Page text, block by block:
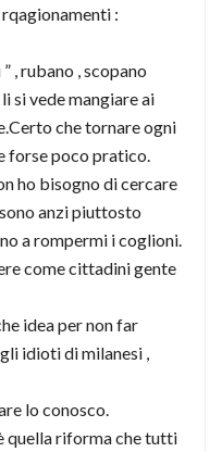
:
, rubano , scopano
si vede mangiare ai
che tornare ogni
forse poco pratico.
ho bisogno di cercare
anzi piuttosto
a rompermi i coglioni.
come cittadini gente
idea per non far
idioti di milanesi ,
lo conosco.
quella riforma che tutti